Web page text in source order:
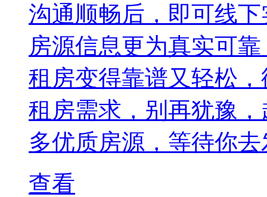
沟通顺畅后，即可线
房源信息更为真实可
租房变得靠谱又轻松
租房需求，别再犹豫
多优质房源，等待你
查看